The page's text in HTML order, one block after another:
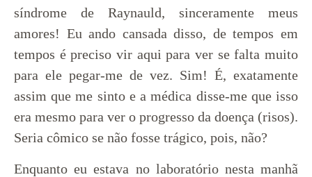
síndrome de Raynauld, sinceramente meus
amores! Eu ando cansada disso, de tempos em
tempos é preciso vir aqui para ver se falta muito
para ele pegar-me de vez. Sim! É, exatamente
assim que me sinto e a médica disse-me que isso
era mesmo para ver o progresso da doença (risos).
Seria cômico se não fosse trágico, pois, não?
Enquanto eu estava no laboratório nesta manhã